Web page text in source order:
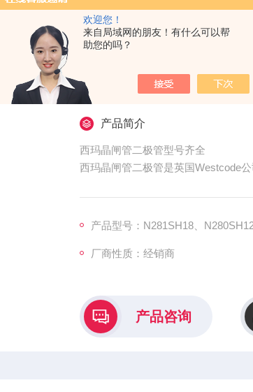
欢迎您！
来自局域网的朋友！有什么可以帮
助您的吗？
西玛晶闸管二极管型
产品简介
西玛晶闸管二极管型号齐全
西玛晶闸管二极管是英国Westcode
产品型号：N281SH18、N280SH12
厂商性质：经销商
产品咨询